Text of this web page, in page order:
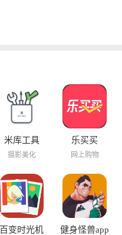
米库工具
摄影美化
乐买买
网上购物
百变时光机 健身怪兽app